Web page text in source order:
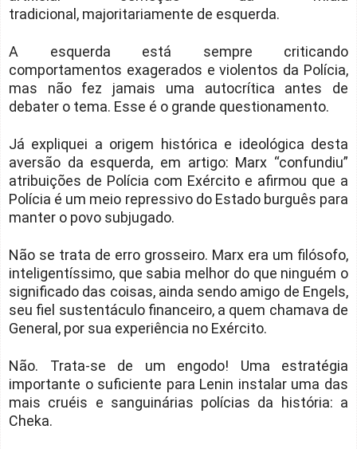
tradicional, majoritariamente de esquerda.
A esquerda está sempre criticando
comportamentos exagerados e violentos da Polícia,
mas não fez jamais uma autocrítica antes de
debater o tema. Esse é o grande questionamento.
Já expliquei a origem histórica e ideológica desta
aversão da esquerda, em artigo: Marx “confundiu”
atribuições de Polícia com Exército e afirmou que a
Polícia é um meio repressivo do Estado burguês para
manter o povo subjugado.
Não se trata de erro grosseiro. Marx era um filósofo,
inteligentíssimo, que sabia melhor do que ninguém o
significado das coisas, ainda sendo amigo de Engels,
seu fiel sustentáculo financeiro, a quem chamava de
General, por sua experiência no Exército.
Não. Trata-se de um engodo! Uma estratégia
importante o suficiente para Lenin instalar uma das
mais cruéis e sanguinárias polícias da história: a
Cheka.